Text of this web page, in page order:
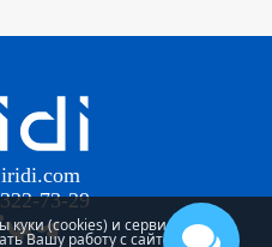
73-29
(cookies) и сервис
Вашу работу с сайтом